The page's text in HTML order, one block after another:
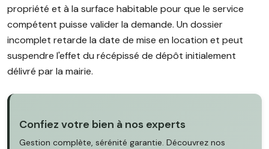
propriété et à la surface habitable pour que le service
compétent puisse valider la demande. Un dossier
incomplet retarde la date de mise en location et peut
suspendre l'effet du récépissé de dépôt initialement
délivré par la mairie.
Confiez votre bien à nos experts
Gestion complète, sérénité garantie. Découvrez nos